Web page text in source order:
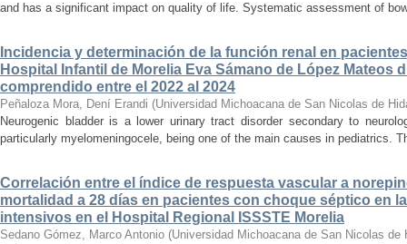
and has a significant impact on quality of life. Systematic assessment of
Incidencia y determinación de la función renal en
Hospital Infantil de Morelia Eva Sámano de López Mateos
comprendido entre el 2022 al 2024
Peñaloza Mora, Dení Erandi (Universidad Michoacana de San Nicolas de
Neurogenic bladder is a lower urinary tract disorder secondary to
particularly myelomeningocele, being one of the main causes in pediatrics.
Correlación entre el índice de respuesta vascular a
mortalidad a 28 días en pacientes con choque séptico en
intensivos en el Hospital Regional ISSSTE Morelia
Sedano Gómez, Marco Antonio (Universidad Michoacana de San Nicolas de